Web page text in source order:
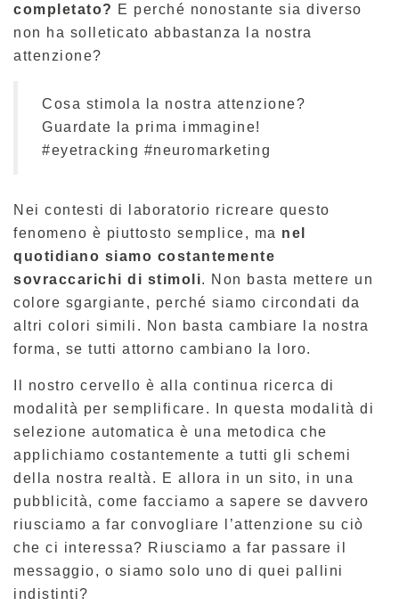
completato? E perché nonostante sia diverso
non ha solleticato abbastanza la nostra
attenzione?
Cosa stimola la nostra attenzione?
Guardate la prima immagine!
#eyetracking #neuromarketing
Nei contesti di laboratorio ricreare questo
fenomeno è piuttosto semplice, ma nel
quotidiano siamo costantemente
sovraccarichi di stimoli. Non basta mettere un
colore sgargiante, perché siamo circondati da
altri colori simili. Non basta cambiare la nostra
forma, se tutti attorno cambiano la loro.
Il nostro cervello è alla continua ricerca di
modalità per semplificare. In questa modalità di
selezione automatica è una metodica che
applichiamo costantemente a tutti gli schemi
della nostra realtà. E allora in un sito, in una
pubblicità, come facciamo a sapere se davvero
riusciamo a far convogliare l’attenzione su ciò
che ci interessa? Riusciamo a far passare il
messaggio, o siamo solo uno di quei pallini
indistinti?